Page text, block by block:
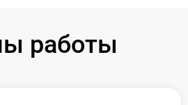
работы